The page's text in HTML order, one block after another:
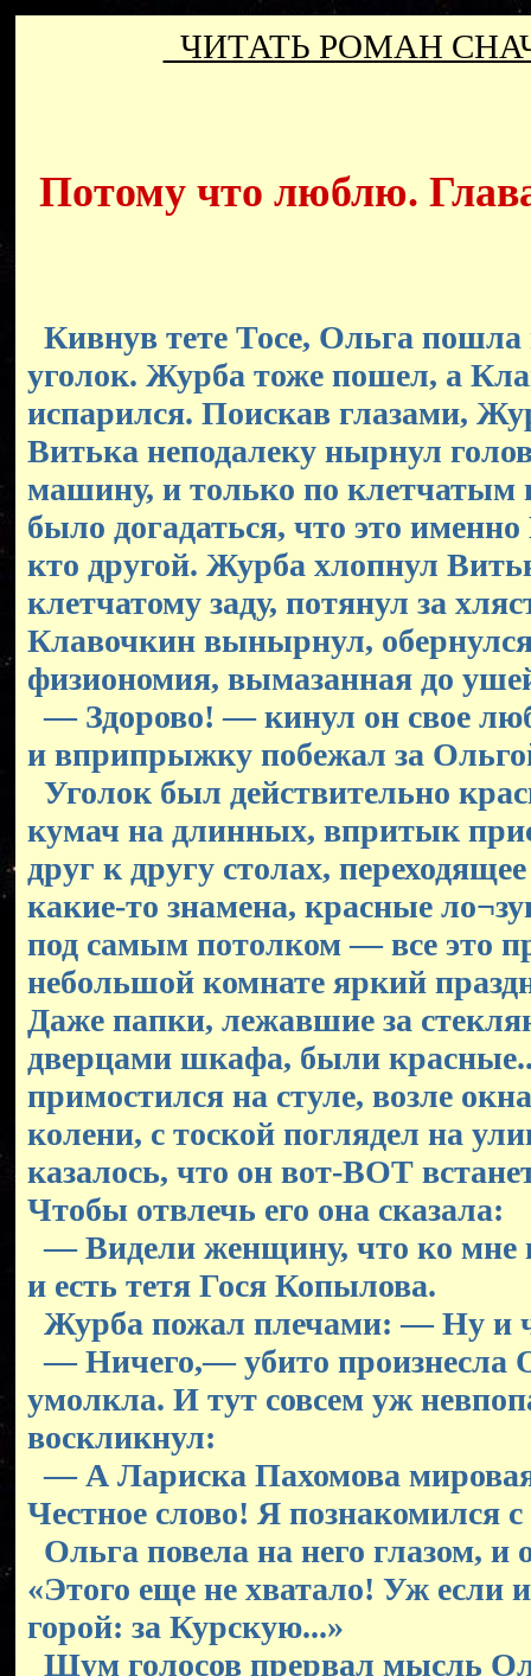
ЧИТАТЬ РОМАН
Потому что люблю.
Кивнув тете Тосе, Ольга
уголок. Журба тоже пошел, а
испарился. Поискав глазами,
Витька неподалеку нырнул
машину, и только по
было догадаться, что это
кто другой. Журба хлопнул
клетчатому заду, потянул за
Клавочкин вынырнул,
физиономия, вымазанная до
— Здорово! — кинул он свое
и вприпрыжку побежал за
Уголок был действительно
кумач на длинных, впритык
друг к другу столах,
какие-то знамена, красные
под самым потолком — все это
небольшой комнате яркий
Даже папки, лежавшие за
дверцами шкафа, были
примостился на стуле, возле
колени, с тоской поглядел на
казалось, что он вот-ВОТ
Чтобы отвлечь его она сказала:
— Видели женщину, что ко мне
и есть тетя Гося Копылова.
Журба пожал плечами: — Ну и
— Ничего,— убито произнесла
умолкла. И тут совсем уж
воскликнул:
— А Лариска Пахомова
Честное слово! Я познакомился
Ольга повела на него глазом, и
«Этого еще не хватало! Уж если
горой: за Курскую...»
Шум голосов прервал мысль